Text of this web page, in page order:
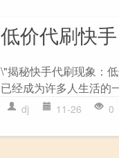
低价代刷快
\"揭秘快手代刷现象：
已经成为许多人生活的
dj 11-26 0